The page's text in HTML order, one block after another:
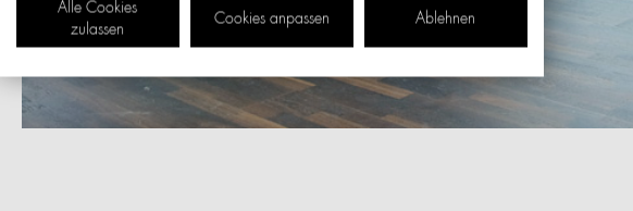
Alle Cookies
zulassen
Cookies anpassen Ablehnen